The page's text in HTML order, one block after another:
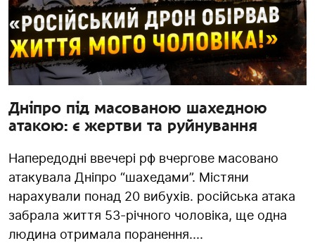
Дніпро під масованою шахедною
атакою: є жертви та руйнування
Напередодні ввечері рф вчергове масовано
атакувала Дніпро “шахедами”. Містяни
нарахували понад 20 вибухів. російська атака
забрала життя 53-річного чоловіка, ще одна
людина отримала поранення....